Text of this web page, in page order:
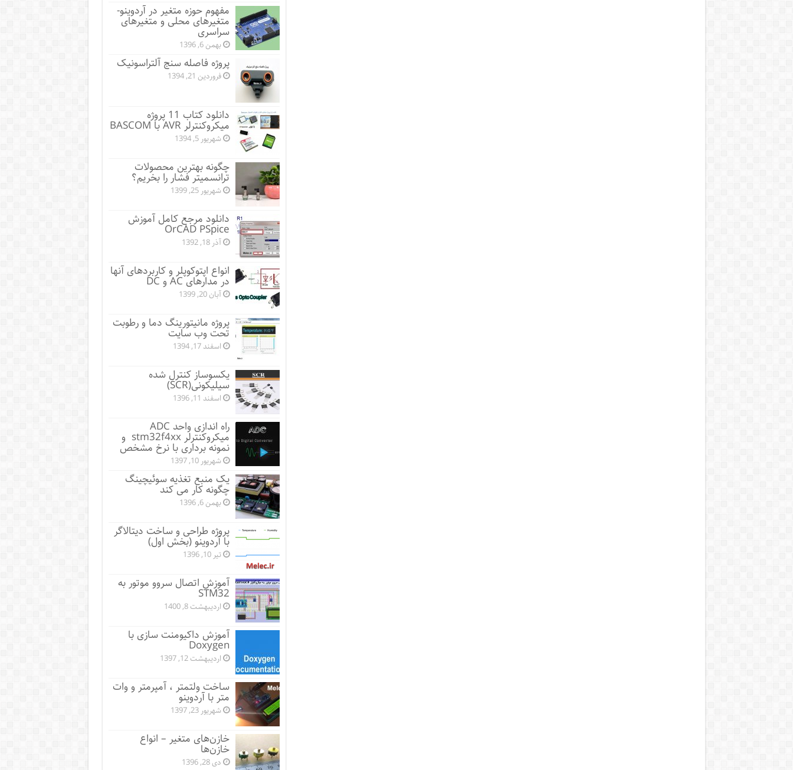
مفهوم حوزه متغیر در آردوینو-
متغیرهای محلی و متغیرهای
سراسری
بهمن 6, 1396
پروژه فاصله سنج آلتراسونیک
فروردین 21, 1394
دانلود کتاب 11 پروژه
میکروکنترلر AVR با BASCOM
شهریور 5, 1394
چگونه بهترین محصولات
ترانسمیتر فشار را بخریم؟
شهریور 25, 1399
دانلود مرجع کامل آموزش
OrCAD PSpice
آذر 18, 1392
انواع اپتوکوپلر و کاربردهای آنها
در مدارهای AC و DC
آبان 20, 1399
پروژه مانيتورينگ دما و رطوبت
تحت وب سایت
اسفند 17, 1394
یکسوساز کنترل شده
سیلیکونی(SCR)
اسفند 11, 1396
راه اندازی واحد ADC
میکروکنترلر stm32f4xx و
نمونه برداری با نرخ مشخص
شهریور 10, 1397
یک منبع تغذیه سوئیچینگ
چگونه کار می کند
بهمن 6, 1396
پروژه طراحی و ساخت دیتالاگر
با آردوینو (بخش اول)
تیر 10, 1396
آموزش اتصال سروو موتور به
STM32
اردیبهشت 8, 1400
آموزش داکیومنت سازی با
Doxygen
اردیبهشت 12, 1397
ساخت ولتمتر ، آمپرمتر و وات
متر با آردوینو
شهریور 23, 1397
خازن‌های متغیر – انواع
خازن‌ها
دی 28, 1396